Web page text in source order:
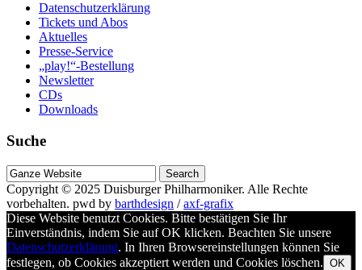
Datenschutzerklärung
Tickets und Abos
Aktuelles
Presse-Service
„play!“-Bestellung
Newsletter
CDs
Downloads
Suche
Suche
nach
Copyright © 2025 Duisburger Philharmoniker. Alle Rechte
vorbehalten. pwd by barthdesign /axf-grafix
Diese Website benutzt Cookies. Bitte bestätigen Sie Ihr
Einverständnis, indem Sie auf OK klicken. Beachten Sie unsere
Datenschutzerklärung. In Ihren Browsereinstellungen können Sie
festlegen, ob Cookies akzeptiert werden und Cookies löschen. OK